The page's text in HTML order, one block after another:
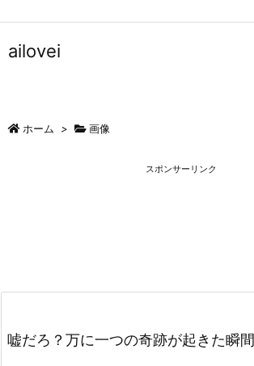
ailovei
ホーム > 画像
スポンサーリンク
嘘だろ？万に一つの奇跡が起きた瞬間